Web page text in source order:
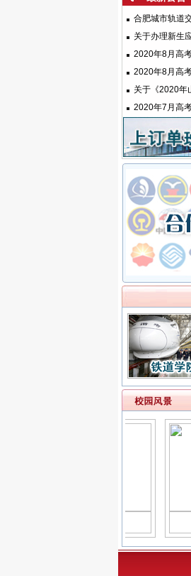
合肥城市轨道
关于办理新生
2020年8月高
2020年8月高
关于《2020年
2020年7月高